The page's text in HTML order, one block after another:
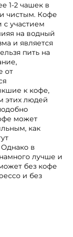
1-2 чашек в
чистым. Кофе
участием
на водный
и является
пить на
от
к кофе,
этих людей
может
как
в
лучше и
без кофе
и без